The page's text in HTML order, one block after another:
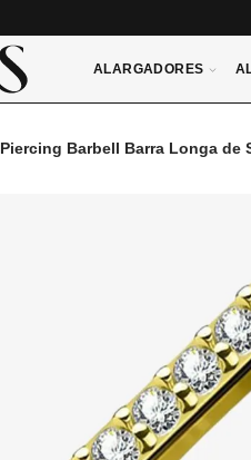
ALARGADORES
Piercing Barbell Barra Longa de